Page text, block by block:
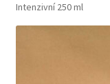
Blog
Intenzivní 250 ml